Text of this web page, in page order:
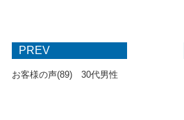
PREV
お客様の声(89) 30代男性